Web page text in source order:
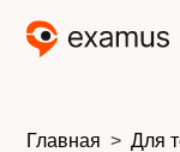
Главная Для